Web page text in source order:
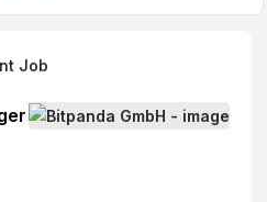
Job